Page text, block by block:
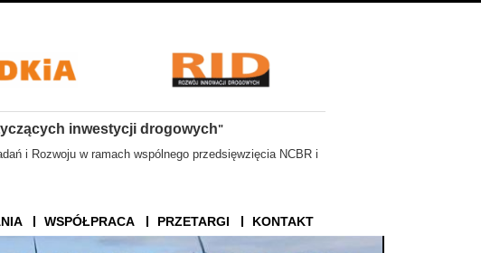
inwestycji drogowych"
i Rozwoju w ramach wspólnego przedsięwzięcia NCBR i
WSPÓŁPRACA PRZETARGI KONTAKT